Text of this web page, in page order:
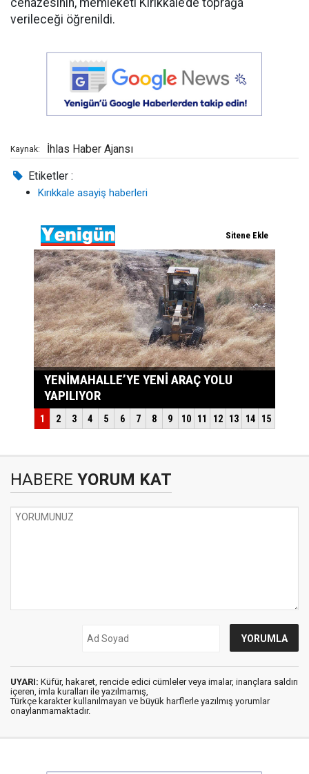
cenazesinin, memleketi Kırıkkale’de toprağa
verileceği öğrenildi.
Kaynak: İhlas Haber Ajansı
Etiketler :
Kırıkkale asayiş haberleri
HABERE YORUM KAT
UYARI: Küfür, hakaret, rencide edici cümleler veya imalar, inançlara saldırı
içeren, imla kuralları ile yazılmamış,
Türkçe karakter kullanılmayan ve büyük harflerle yazılmış yorumlar
onaylanmamaktadır.